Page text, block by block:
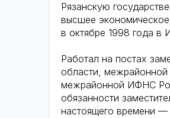
Рязанскую
высшее экономическое
в октябре 1998 года
Работал на постах
области,
межрайонной ИФНС
обязанности
настоящего времени —